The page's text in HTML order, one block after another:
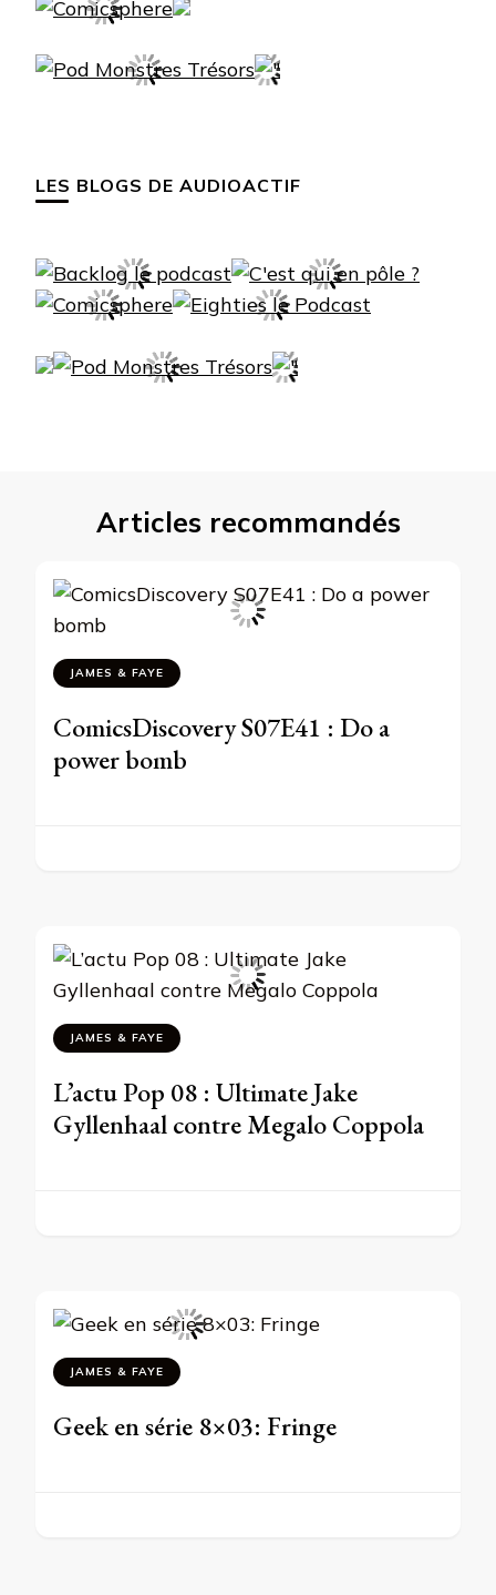
LES BLOGS DE AUDIOACTIF
Articles recommandés
JAMES & FAYE
ComicsDiscovery S07E41 : Do a
power bomb
JAMES & FAYE
L’actu Pop 08 : Ultimate Jake
Gyllenhaal contre Megalo Coppola
JAMES & FAYE
Geek en série 8×03: Fringe